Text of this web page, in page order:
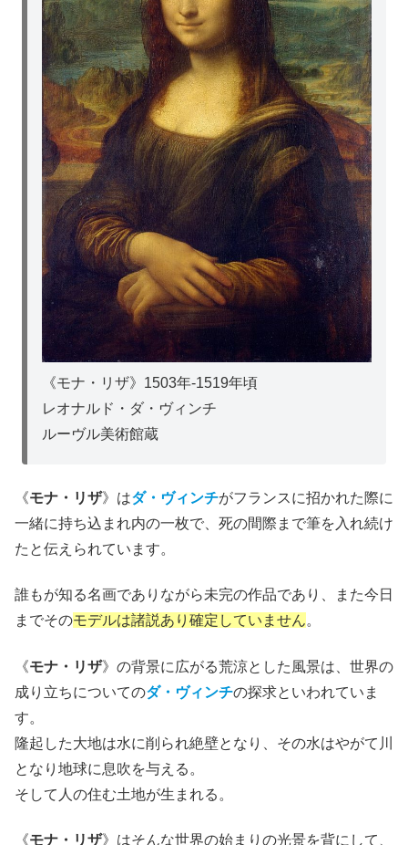
《モナ・リザ》1503年-1519年頃
レオナルド・ダ・ヴィンチ
ルーヴル美術館蔵
《モナ・リザ》はダ・ヴィンチがフランスに招かれた際に
一緒に持ち込まれ内の一枚で、死の間際まで筆を入れ続け
たと伝えられています。
誰もが知る名画でありながら未完の作品であり、また今日
までそのモデルは諸説あり確定していません。
《モナ・リザ》の背景に広がる荒涼とした風景は、世界の
成り立ちについてのダ・ヴィンチの探求といわれていま
す。
隆起した大地は水に削られ絶壁となり、その水はやがて川
となり地球に息吹を与える。
そして人の住む土地が生まれる。
《モナ・リザ》はそんな世界の始まりの光景を背にして、